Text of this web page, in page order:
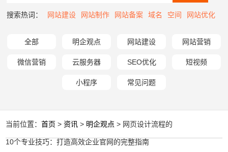
搜索热词： 网站建设 网站制作 网站备案 域名 空间 网站优化
全部 明企观点 网站建设 网站营销
微信营销 云服务器 SEO优化 短视频
小程序 常见问题
当前位置：首页 >资讯 > 明企观点 > 网页设计流程的
10个专业技巧：打造高效企业官网的完整指南